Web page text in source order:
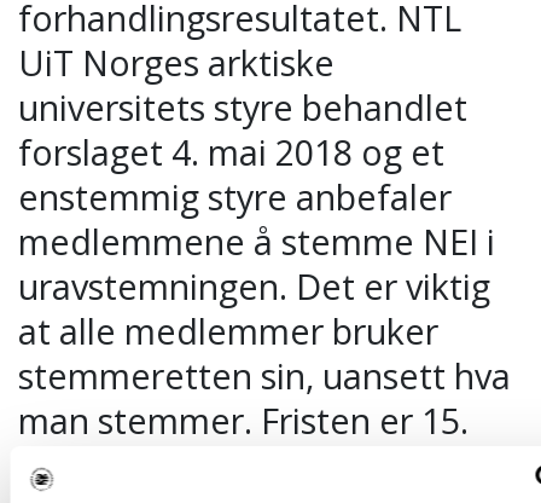
forhandlingsresultatet. NTL
UiT Norges arktiske
universitets styre behandlet
forslaget 4. mai 2018 og et
enstemmig styre anbefaler
medlemmene å stemme NEI i
uravstemningen. Det er viktig
at alle medlemmer bruker
stemmeretten sin, uansett hva
man stemmer. Fristen er 15.
mai!